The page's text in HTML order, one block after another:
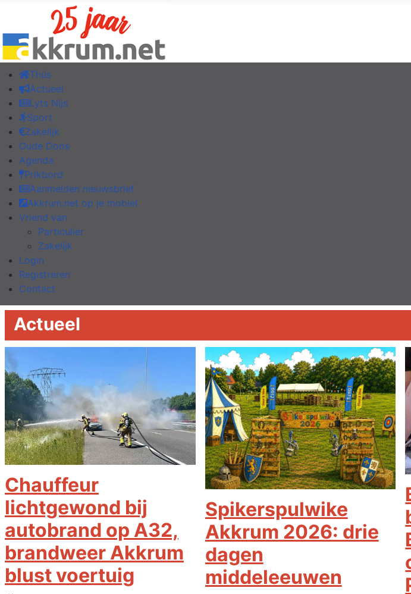
Thús
Actueel
Lyts Nijs
Sport
Zakelijk
Oude Doos
Agenda
Prikbord
Aanmelden nieuwsbrief
Akkrum.net op je mobiel
Vriend van
Particulier
Zakelijk
Login
Registreren
Contact
Actueel
Chauffeur
lichtgewond bij
autobrand op A32,
brandweer Akkrum
blust voertuig
Spikerspulwike
Akkrum 2026: drie
dagen
middeleeuwen